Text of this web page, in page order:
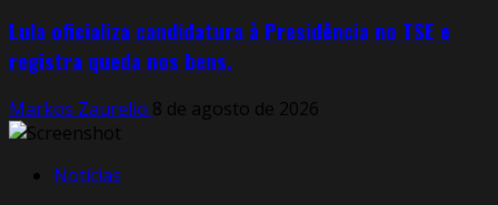
Lula oficializa candidatura à Presidência no TSE e
registra queda nos bens.
Markos Zaurelio 8 de agosto de 2026
Notícias